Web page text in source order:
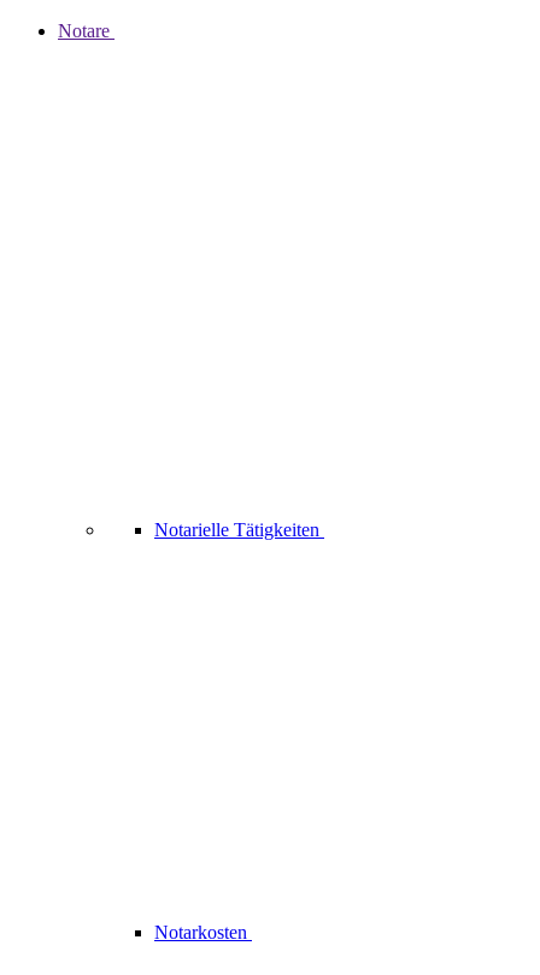
Notare
Notarielle Tätigkeiten
Notarkosten